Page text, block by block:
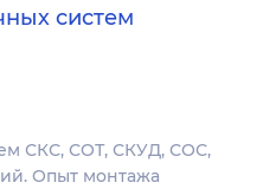
систем
СКС, СОТ, СКУД, СОС,
Опыт монтажа